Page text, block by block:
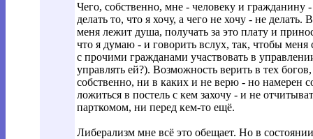
Чего, собственно, мне - человеку и
делать то, что я хочу, а чего не хочу - не
меня лежит душа, получать за это плату и
что я думаю - и говорить вслух, так, чтобы
с прочими гражданами участвовать в
управлять ей?). Возможность верить в тех
собственно, ни в каких и не верю - но намерен
ложиться в постель с кем захочу - и не
парткомом, ни перед кем-то ещё.
Либерализм мне всё это обещает. Но в